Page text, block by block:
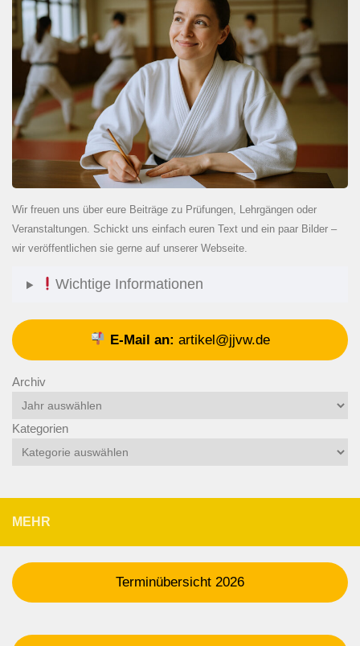
Wir freuen uns über eure Beiträge zu Prüfungen, Lehrgängen oder
Veranstaltungen. Schickt uns einfach euren Text und ein paar Bilder –
wir veröffentlichen sie gerne auf unserer Webseite.
Wichtige Informationen
E-Mail an: artikel@jjvw.de
Archiv
Kategorien
MEHR
Terminübersicht 2026